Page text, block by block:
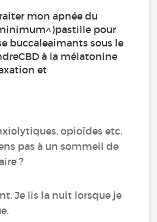
mon apnée du
pour
buccaleaimants sous le
à la mélatonine
et
opioïdes etc.
pas à un sommeil de
?
Je lis la nuit lorsque je